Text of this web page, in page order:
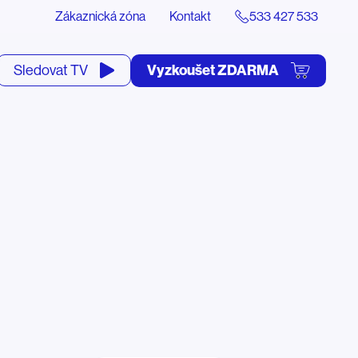
Zákaznická zóna Kontakt 533 427 533
Sledovat TV Vyzkoušet ZDARMA